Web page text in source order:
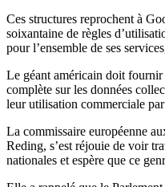
Ces structures reprochent à
soixantaine de règles
pour l’ensemble de ses
Le géant américain doit
complète sur les données
leur utilisation commerciale par
La commissaire européenne
Reding, s’est réjouie de voir
nationales et espère que ce